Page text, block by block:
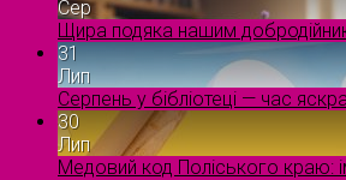
Сер
Щира подяка нашим
31
Лип
Серпень у бібліотеці — час
30
Лип
Медовий код Поліського краю: